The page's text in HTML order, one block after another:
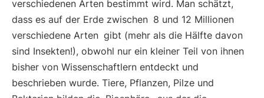
verschiedenen Arten bestimmt wird. Man schätzt,
dass es auf der Erde zwischen 8 und 12 Millionen
verschiedene Arten gibt (mehr als die Hälfte davon
sind Insekten!), obwohl nur ein kleiner Teil von ihnen
bisher von Wissenschaftlern entdeckt und
beschrieben wurde. Tiere, Pflanzen, Pilze und